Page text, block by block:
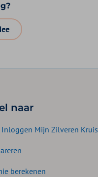
naar
Inloggen Mijn Zilveren Kruis
berekenen